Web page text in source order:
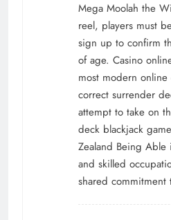
Mega Moolah the
reel, players must
sign up to confirm
of age. Casino
most modern
correct surrender
attempt to take on
deck blackjack
Zealand Being
and skilled
shared